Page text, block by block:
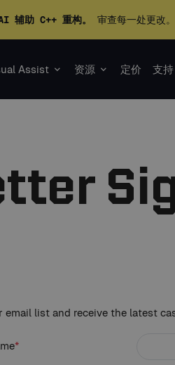
辅助 C++ 重构。 审查每一处更改
Assist 资源 定价 支持
email list and receive the latest
*